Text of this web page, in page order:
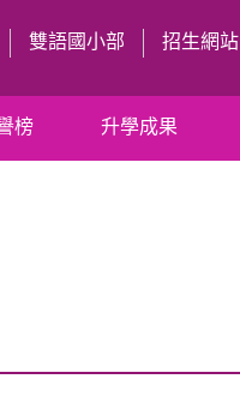
雙語國小部 招生網站
榜 升學成果